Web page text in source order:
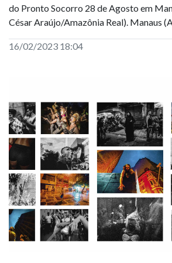
do Pronto Socorro 28 de Agosto em
César Araújo/Amazônia Real). Manaus
16/02/2023 18:04